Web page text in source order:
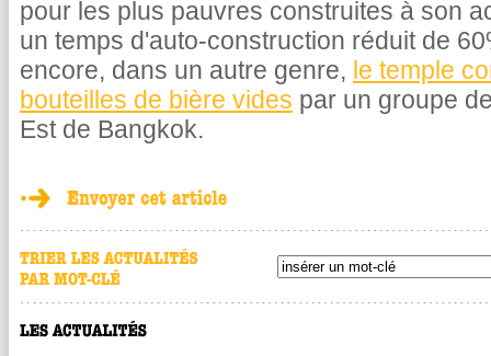
pour les plus pauvres construites à son
un temps d'auto-construction réduit de
encore, dans un autre genre, le temple
bouteilles de bière vides par un groupe
Est de Bangkok.